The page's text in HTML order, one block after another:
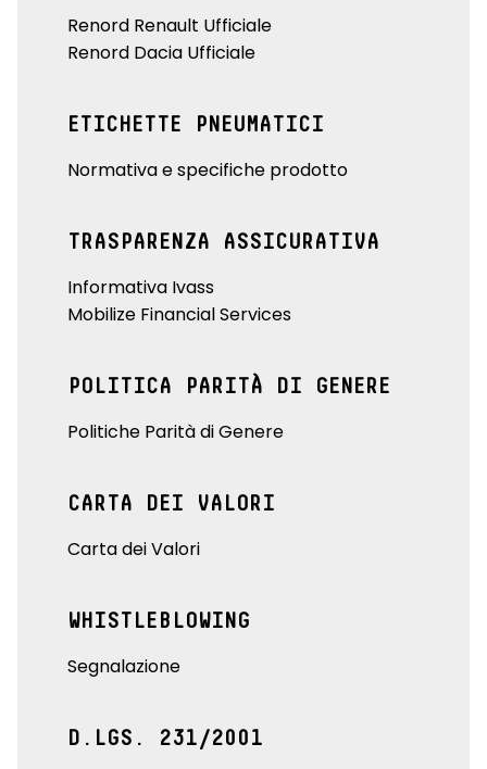
Renord Renault Ufficiale
Renord Dacia Ufficiale
ETICHETTE PNEUMATICI
Normativa e specifiche prodotto
TRASPARENZA ASSICURATIVA
Informativa Ivass
Mobilize Financial Services
POLITICA PARITÀ DI GENERE
Politiche Parità di Genere
CARTA DEI VALORI
Carta dei Valori
WHISTLEBLOWING
Segnalazione
D.LGS. 231/2001